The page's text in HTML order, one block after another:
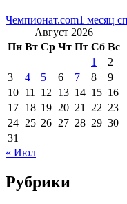
Чемпионат.com1 месяц
Август 2026
Пн Вт Ср Чт Пт Сб Вс
1
2
3
4 5 6 7 8
9
10 11 12 13 14 15 16
17 18 19 20 21 22 23
24 25 26 27 28 29 30
31
« Июл
Рубрики